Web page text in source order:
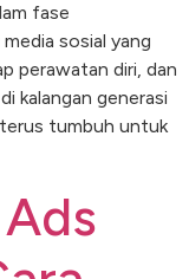
fase
sosial yang
perawatan diri, dan
kalangan generasi
tumbuh untuk